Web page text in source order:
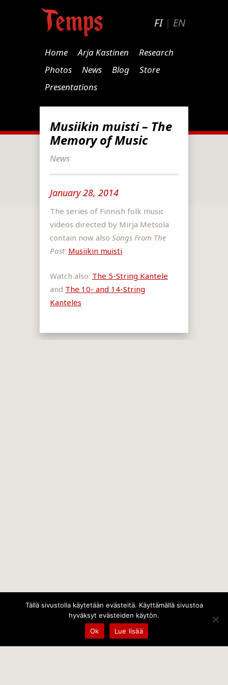
FI| EN
Home Arja Kastinen
Research
Photos
News Blog
Store
Presentations
Musiikin muisti – The
Memory of Music
News
January 28, 2014
The series of Finnish folk music
videos directed by Mirja Metsola
contain now also Songs From The
Past: Musiikin muisti.
Watch also: The 5-String Kantele
and The 10- and 14-String
Kanteles
Tällä sivustolla käytetään evästeitä. Käyttämällä sivustoa
hyväksyt evästeiden käytön.
Ok
Lue lisää